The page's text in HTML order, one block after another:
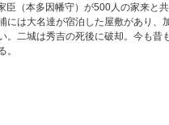
（本多因幡守）が500人の家来と
は大名達が宿泊した屋敷があり
。二城は秀吉の死後に破却。今も
。